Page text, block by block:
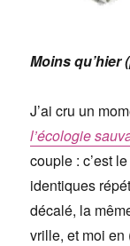
Moins qu’hier
J’ai cru un
l’écologie
couple : c’est
identiques
décalé, la
vrille, et moi en